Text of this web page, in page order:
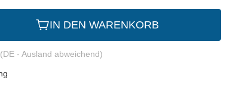
IN DEN WARENKORB
(DE - Ausland abweichend)